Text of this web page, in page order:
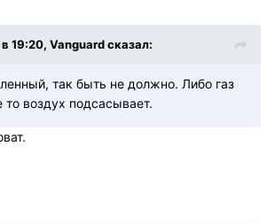
19:20, Vanguard сказал:
так быть не должно. Либо газ
то воздух подсасывает.